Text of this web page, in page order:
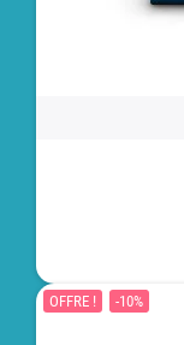
OFFRE ! -10%